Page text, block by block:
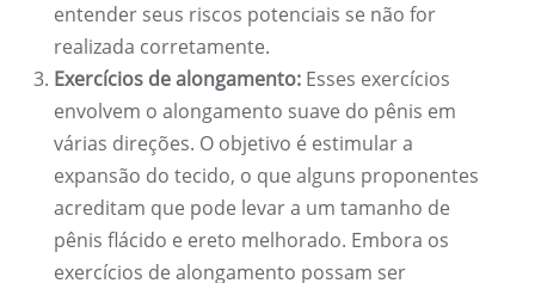
entender seus riscos potenciais se não for
realizada corretamente.
Exercícios de alongamento: Esses exercícios
envolvem o alongamento suave do pênis em
várias direções. O objetivo é estimular a
expansão do tecido, o que alguns proponentes
acreditam que pode levar a um tamanho de
pênis flácido e ereto melhorado. Embora os
exercícios de alongamento possam ser